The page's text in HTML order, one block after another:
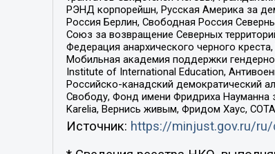
РЭНД корпорейшн, Русская Америка за
Россия Берлин, Свободная Россия
Союз за возвращение Северных
Федерация анархического черного
Мобильная академия поддержки
Institute of International Education,
Российско-канадский демократический
Свободу, Фонд имени Фридриха Науманна
Karelia, Вернись живым, Фридом Хаус,
Источник: https://minjust.gov.ru/